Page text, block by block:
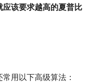
该要求越高的夏普比
用以下高级算法：